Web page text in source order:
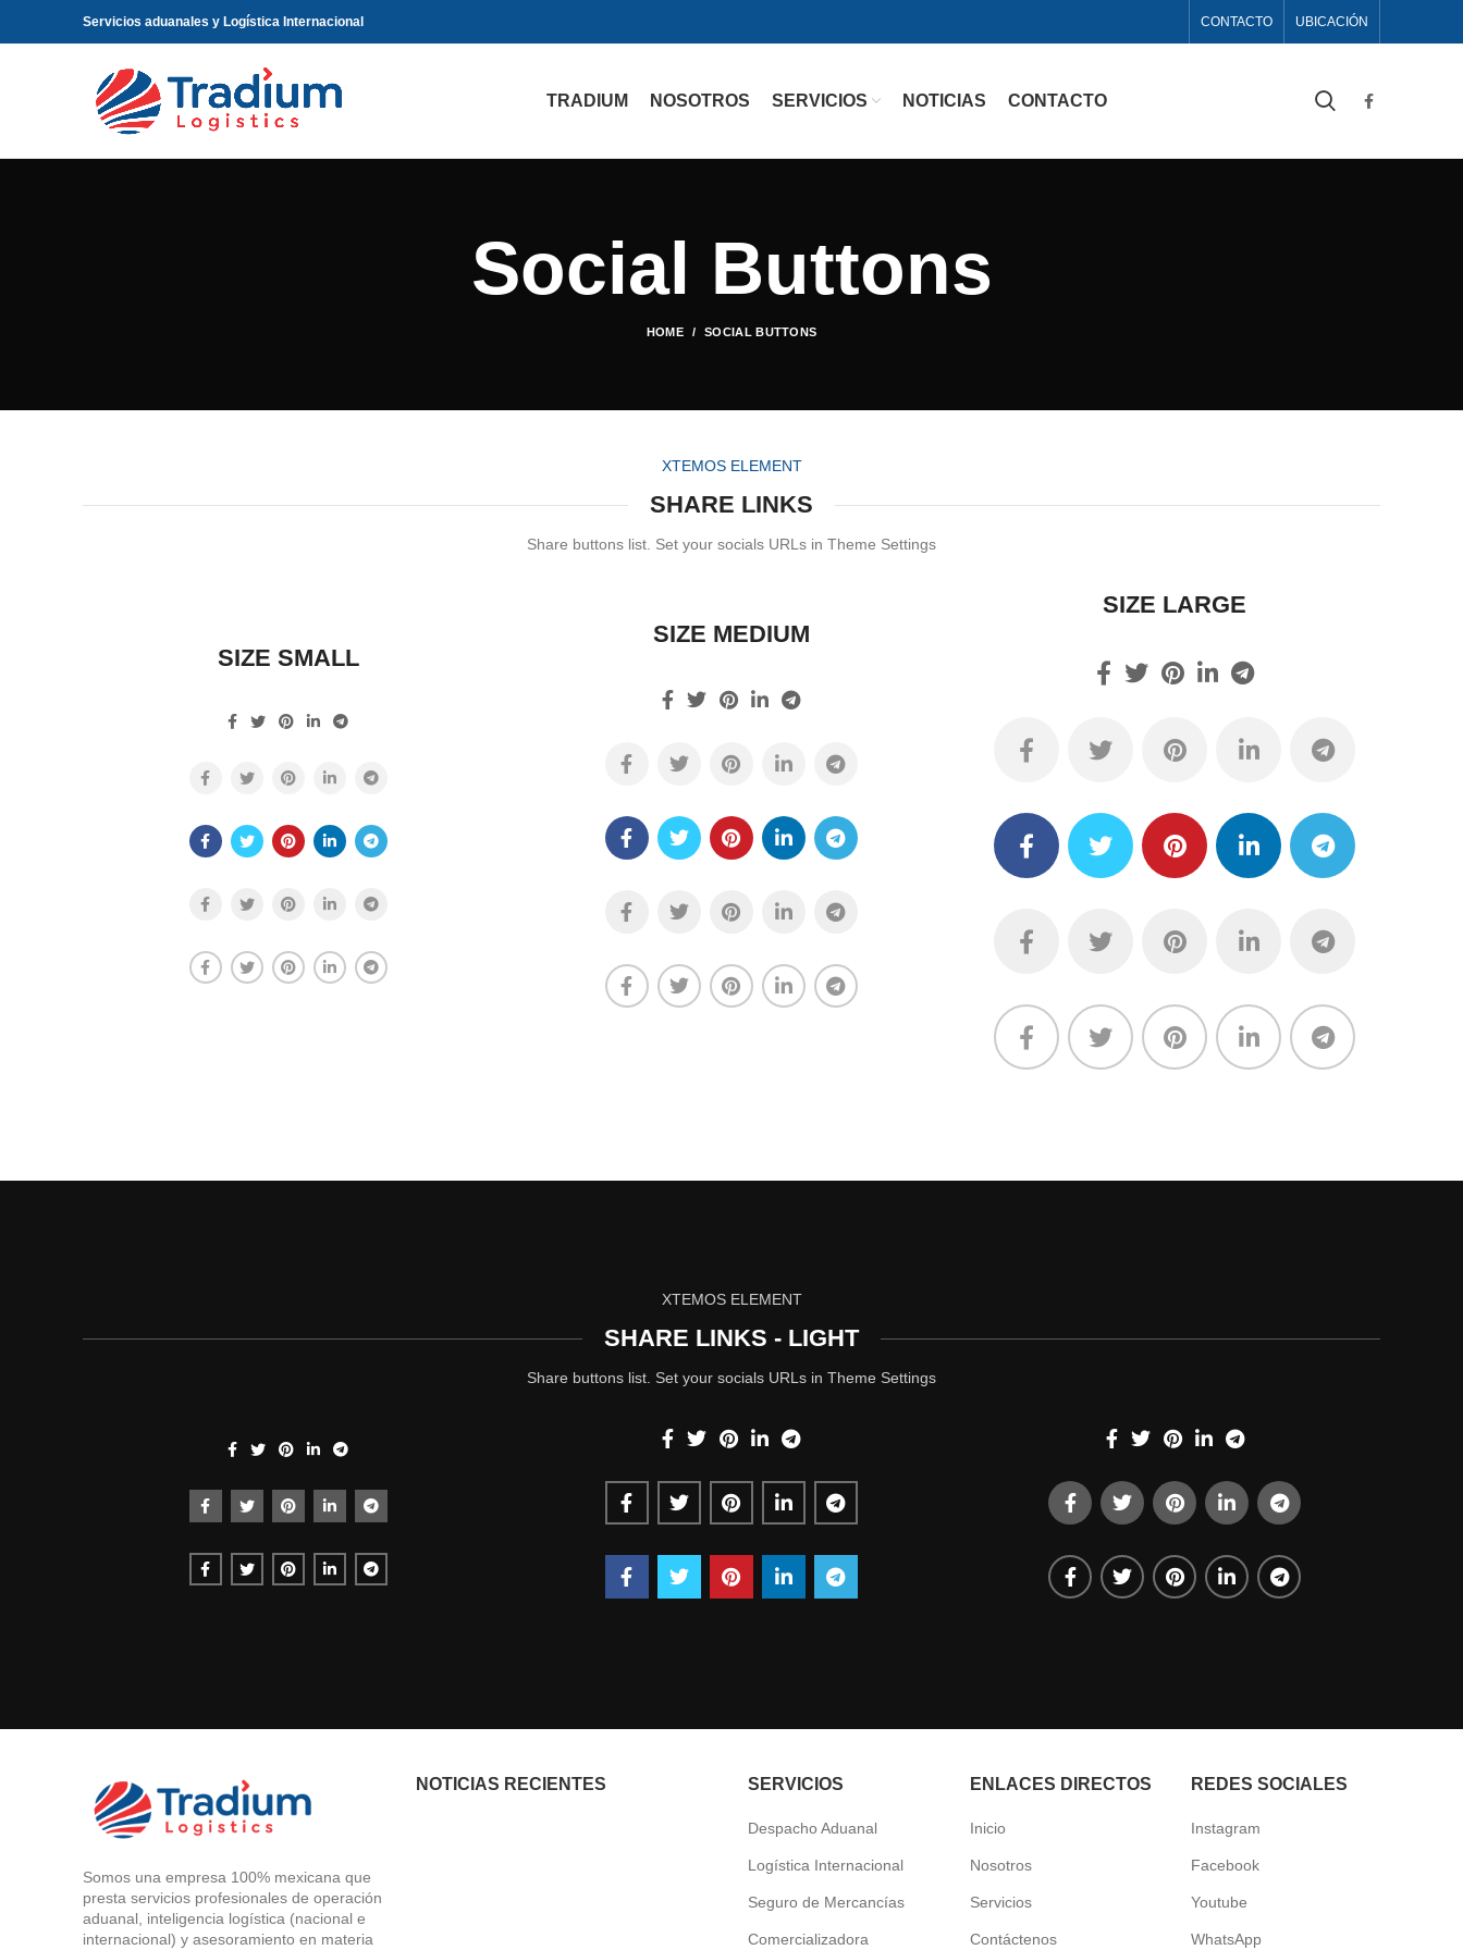
Servicios aduanales y Logística Internacional CONTACTO UBICACIÓN
TRADIUM NOSOTROS SERVICIOS NOTICIAS CONTACTO
Social Buttons
HOME SOCIAL BUTTONS
XTEMOS ELEMENT
SHARE LINKS
Share buttons list. Set your socials URLs in Theme Settings
SIZE SMALL
SIZE MEDIUM
SIZE LARGE
XTEMOS ELEMENT
SHARE LINKS - LIGHT
Share buttons list. Set your socials URLs in Theme Settings
Somos una empresa 100% mexicana que
presta servicios profesionales de operación
aduanal, inteligencia logística (nacional e
internacional) y asesoramiento en materia
NOTICIAS RECIENTES SERVICIOS
Despacho Aduanal
Logística Internacional
Seguro de Mercancías
Comercializadora
ENLACES DIRECTOS
Inicio
Nosotros
Servicios
Contáctenos
REDES SOCIALES
Instagram
Facebook
Youtube
WhatsApp